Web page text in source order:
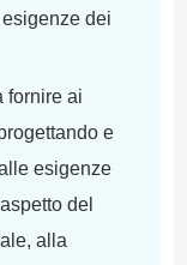
dei
fornire ai
e
esigenze
del
alla